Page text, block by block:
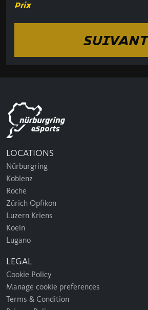
Prix
SUIVANT
LOCATIONS
Nürburgring
Koblenz
Roche
Zürich Opfikon
Luzern Kriens
Koeln
Lugano
LEGAL
Cookie Policy
Manage cookie preferences
Terms & Condition